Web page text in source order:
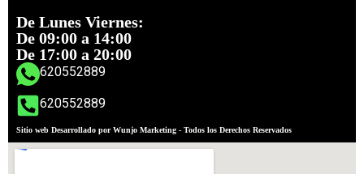
De Lunes Viernes:
De 09:00 a 14:00
De 17:00 a 20:00
620552889
620552889
Sitio web Desarrollado por Wunjo Marketing - Todos los Derechos Reservados